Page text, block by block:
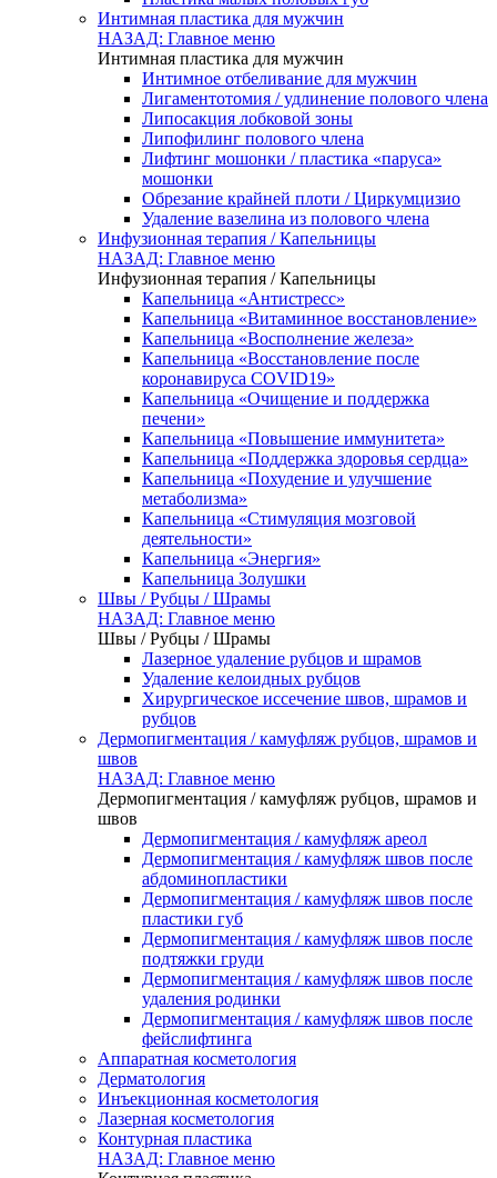
Интимная пластика для мужчин
НАЗАД: Главное меню
Интимная пластика для мужчин
Интимное отбеливание для мужчин
Лигаментотомия / удлинение полового члена
Липосакция лобковой зоны
Липофилинг полового члена
Лифтинг мошонки / пластика «паруса»
мошонки
Обрезание крайней плоти / Циркумцизио
Удаление вазелина из полового члена
Инфузионная терапия / Капельницы
НАЗАД: Главное меню
Инфузионная терапия / Капельницы
Капельница «Антистресс»
Капельница «Витаминное восстановление»
Капельница «Восполнение железа»
Капельница «Восстановление после
коронавируса COVID19»
Капельница «Очищение и поддержка
печени»
Капельница «Повышение иммунитета»
Капельница «Поддержка здоровья сердца»
Капельница «Похудение и улучшение
метаболизма»
Капельница «Стимуляция мозговой
деятельности»
Капельница «Энергия»
Капельница Золушки
Швы / Рубцы / Шрамы
НАЗАД: Главное меню
Швы / Рубцы / Шрамы
Лазерное удаление рубцов и шрамов
Удаление келоидных рубцов
Хирургическое иссечение швов, шрамов и
рубцов
Дермопигментация / камуфляж рубцов, шрамов и
швов
НАЗАД: Главное меню
Дермопигментация / камуфляж рубцов, шрамов и
швов
Дермопигментация / камуфляж ареол
Дермопигментация / камуфляж швов после
абдоминопластики
Дермопигментация / камуфляж швов после
пластики губ
Дермопигментация / камуфляж швов после
подтяжки груди
Дермопигментация / камуфляж швов после
удаления родинки
Дермопигментация / камуфляж швов после
фейслифтинга
Аппаратная косметология
Дерматология
Инъекционная косметология
Лазерная косметология
Контурная пластика
НАЗАД: Главное меню